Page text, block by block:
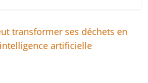
transformer ses déchets en
artificielle